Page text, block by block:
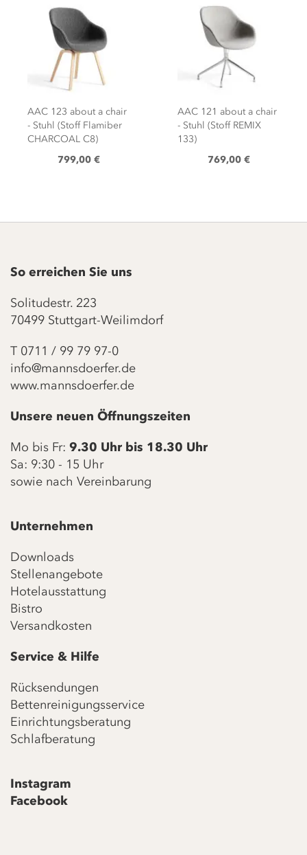
AAC 123 about a chair
- Stuhl (Stoff Flamiber
CHARCOAL C8)
799,00 €
AAC 121 about a chair
- Stuhl (Stoff REMIX
133)
769,00 €
So erreichen Sie uns
Solitudestr. 223
70499 Stuttgart-Weilimdorf
T 0711 / 99 79 97-0
info@mannsdoerfer.de
www.mannsdoerfer.de
Unsere neuen Öffnungszeiten
Mo bis Fr: 9.30 Uhr bis 18.30 Uhr
Sa: 9:30 - 15 Uhr
sowie nach Vereinbarung
Unternehmen
Downloads
Stellenangebote
Hotelausstattung
Bistro
Versandkosten
Service & Hilfe
Rücksendungen
Bettenreinigungsservice
Einrichtungsberatung
Schlafberatung
Instagram
Facebook